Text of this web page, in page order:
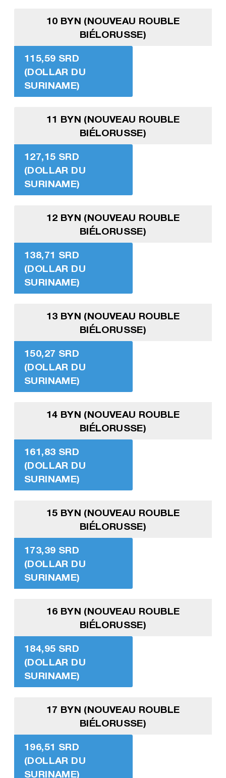
10 BYN (NOUVEAU ROUBLE
BIÉLORUSSE)
115,59 SRD
(DOLLAR DU
SURINAME)
11 BYN (NOUVEAU ROUBLE
BIÉLORUSSE)
127,15 SRD
(DOLLAR DU
SURINAME)
12 BYN (NOUVEAU ROUBLE
BIÉLORUSSE)
138,71 SRD
(DOLLAR DU
SURINAME)
13 BYN (NOUVEAU ROUBLE
BIÉLORUSSE)
150,27 SRD
(DOLLAR DU
SURINAME)
14 BYN (NOUVEAU ROUBLE
BIÉLORUSSE)
161,83 SRD
(DOLLAR DU
SURINAME)
15 BYN (NOUVEAU ROUBLE
BIÉLORUSSE)
173,39 SRD
(DOLLAR DU
SURINAME)
16 BYN (NOUVEAU ROUBLE
BIÉLORUSSE)
184,95 SRD
(DOLLAR DU
SURINAME)
17 BYN (NOUVEAU ROUBLE
BIÉLORUSSE)
196,51 SRD
(DOLLAR DU
SURINAME)